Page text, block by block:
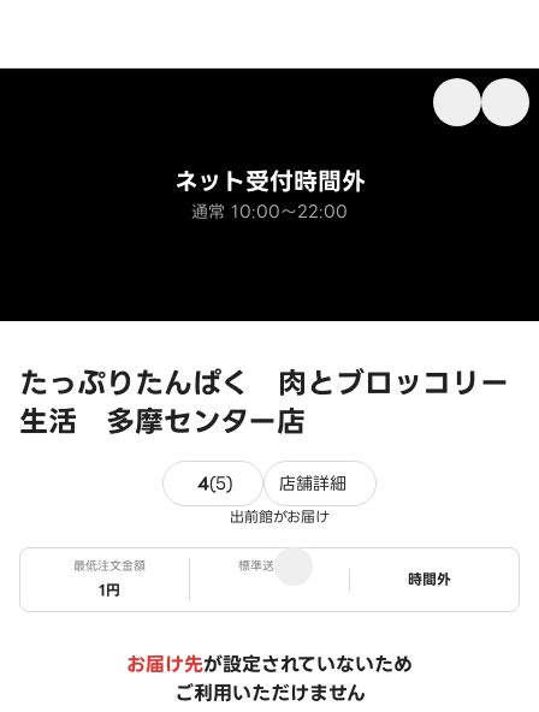
たっぷりたんぱく 肉とブロッコリー
生活 多摩センター店
ネット受付時間外
通常 10:00～22:00
4(5) 5件のレビュー
店舗詳細
出前館がお届け
最低注文金額
1円
標準送料
ステータス
時間外
お届け先が設定されていないため
ご利用いただけません